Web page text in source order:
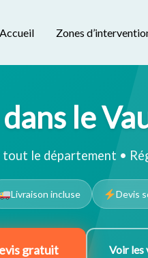
Accueil Zones
le
le département •
Livraison incluse Devis
gratuit Voir les